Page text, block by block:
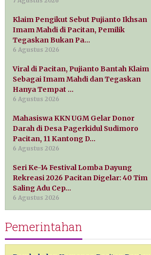
Klaim Pengikut Sebut Pujianto Ikhsan
Imam Mahdi di Pacitan, Pemilik
Tegaskan Bukan Pa…
6 Agustus 2026
Viral di Pacitan, Pujianto Bantah Klaim
Sebagai Imam Mahdi dan Tegaskan
Hanya Tempat …
6 Agustus 2026
Mahasiswa KKN UGM Gelar Donor
Darah di Desa Pagerkidul Sudimoro
Pacitan, 11 Kantong D…
6 Agustus 2026
Seri Ke-14 Festival Lomba Dayung
Rekreasi 2026 Pacitan Digelar: 40 Tim
Saling Adu Cep…
6 Agustus 2026
Pemerintahan